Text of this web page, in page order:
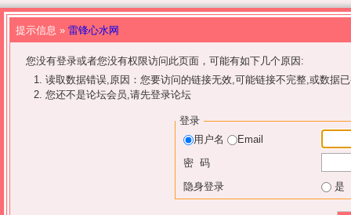
提示信息 » 雷锋心水网
您没有登录或者您没有权限访问此页面，可能有如下几个原因:
读取数据错误,原因：您要访问的链接无效,可能链接不完整,或数据
您还不是论坛会员,请先登录论坛
登录
用户名
Email
密 码
隐身登录